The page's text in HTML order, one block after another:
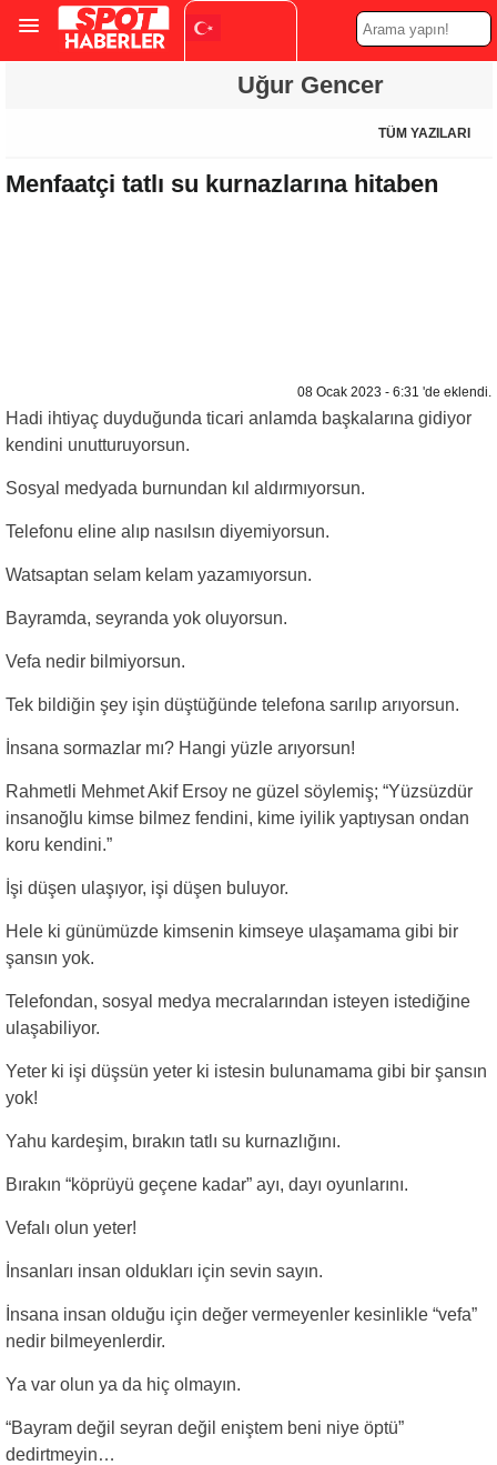
Turkish ▼
Uğur Gencer
TÜM YAZILARI
Menfaatçi tatlı su kurnazlarına hitaben
08 Ocak 2023 - 6:31 'de eklendi.
Hadi ihtiyaç duyduğunda ticari anlamda başkalarına gidiyor
kendini unutturuyorsun.
Sosyal medyada burnundan kıl aldırmıyorsun.
Telefonu eline alıp nasılsın diyemiyorsun.
Watsaptan selam kelam yazamıyorsun.
Bayramda, seyranda yok oluyorsun.
Vefa nedir bilmiyorsun.
Tek bildiğin şey işin düştüğünde telefona sarılıp arıyorsun.
İnsana sormazlar mı? Hangi yüzle arıyorsun!
Rahmetli Mehmet Akif Ersoy ne güzel söylemiş; “Yüzsüzdür
insanoğlu kimse bilmez fendini, kime iyilik yaptıysan ondan
koru kendini.”
İşi düşen ulaşıyor, işi düşen buluyor.
Hele ki günümüzde kimsenin kimseye ulaşamama gibi bir
şansın yok.
Telefondan, sosyal medya mecralarından isteyen istediğine
ulaşabiliyor.
Yeter ki işi düşsün yeter ki istesin bulunamama gibi bir şansın
yok!
Yahu kardeşim, bırakın tatlı su kurnazlığını.
Bırakın “köprüyü geçene kadar” ayı, dayı oyunlarını.
Vefalı olun yeter!
İnsanları insan oldukları için sevin sayın.
İnsana insan olduğu için değer vermeyenler kesinlikle “vefa”
nedir bilmeyenlerdir.
Ya var olun ya da hiç olmayın.
“Bayram değil seyran değil eniştem beni niye öptü”
dedirtmeyin…